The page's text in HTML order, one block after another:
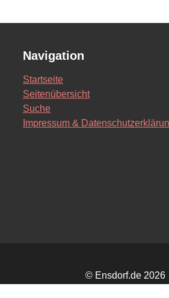
Navigation
Startseite
Seitenübersicht
Suche
Impressum &
© Ensdorf.de 2026